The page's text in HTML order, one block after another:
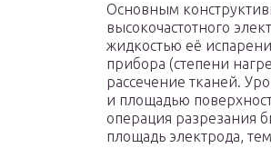
Основным
высокочастотного
жидкостью её
прибора (степени
рассечение тканей.
и площадью
операция разрезания
площадь электрода,